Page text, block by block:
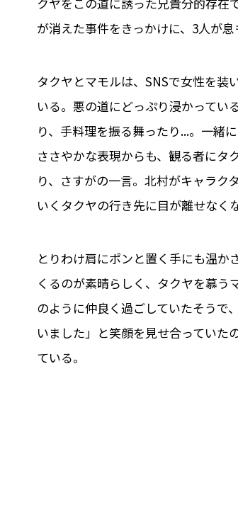
が消えた事件をきっかけに、3人が
タクヤとマモルは、SNSで女性を装
いる。悪の道にどっぷり浸かってい
り、手料理を振る舞ったり...。一緒
ささやかな表現からも、観る者にタ
り、さすがの一言。北村がキャラク
いくタクヤの行き先に目が離せなく
とりわけ肩にポンと置く手にも温か
くるのが素晴らしく、タクヤを慕
のように仲良く過ごしていたそうで
いました」と笑顔を見せ合っていた
ている。